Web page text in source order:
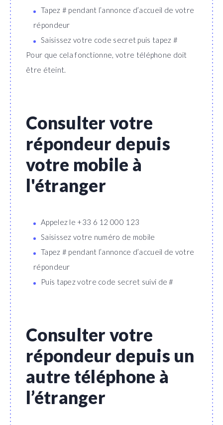
Tapez # pendant l’annonce d’accueil de votre
répondeur
Saisissez votre code secret puis tapez #
Pour que cela fonctionne, votre téléphone doit
être éteint.
Consulter votre
répondeur depuis
votre mobile à
l'étranger
Appelez le +33 6 12 000 123
Saisissez votre numéro de mobile
Tapez # pendant l’annonce d’accueil de votre
répondeur
Puis tapez votre code secret suivi de #
Consulter votre
répondeur depuis un
autre téléphone à
l’étranger